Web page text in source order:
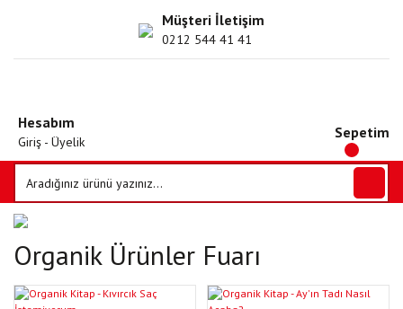
Müşteri İletişim
0212 544 41 41
Hesabım
Giriş - Üyelik
Sepetim
Organik Ürünler Fuarı